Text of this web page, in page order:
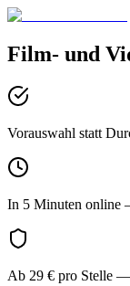
Film- und
Vorauswahl statt
In 5 Minuten online
Ab 29 € pro Stelle —